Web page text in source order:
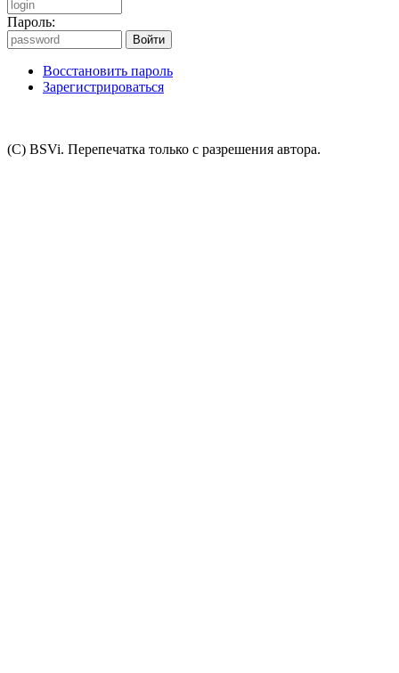
Пароль:
Восстановить пароль
Зарегистрироваться
(C) BSVi. Перепечатка только с разрешения автора.